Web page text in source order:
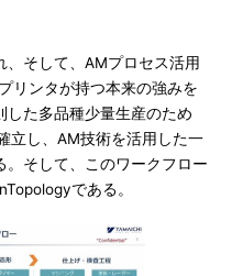
そして、AMプロセス活用
リンタが持つ本来の強みを
した多品種少量生産のため
立し、AM技術を活用した一
そして、このワークフロー
である。